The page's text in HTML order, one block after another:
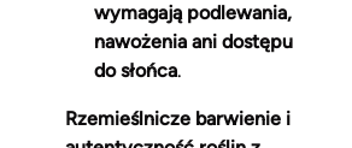
wymagają podlewania,
nawożenia ani dostępu
do słońca.
Rzemieślnicze barwienie i